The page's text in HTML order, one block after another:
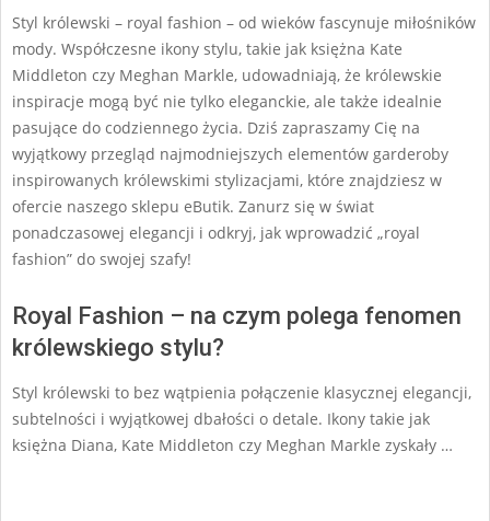
Styl królewski – royal fashion – od wieków fascynuje miłośników
mody. Współczesne ikony stylu, takie jak księżna Kate
Middleton czy Meghan Markle, udowadniają, że królewskie
inspiracje mogą być nie tylko eleganckie, ale także idealnie
pasujące do codziennego życia. Dziś zapraszamy Cię na
wyjątkowy przegląd najmodniejszych elementów garderoby
inspirowanych królewskimi stylizacjami, które znajdziesz w
ofercie naszego sklepu eButik. Zanurz się w świat
ponadczasowej elegancji i odkryj, jak wprowadzić „royal
fashion” do swojej szafy!
Royal Fashion – na czym polega fenomen
królewskiego stylu?
Styl królewski to bez wątpienia połączenie klasycznej elegancji,
subtelności i wyjątkowej dbałości o detale. Ikony takie jak
księżna Diana, Kate Middleton czy Meghan Markle zyskały …